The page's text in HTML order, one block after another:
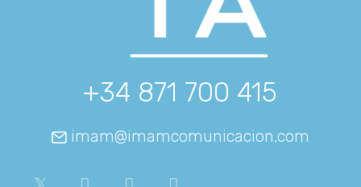
+34 871 700 415
imam@imamcomunicacion.com